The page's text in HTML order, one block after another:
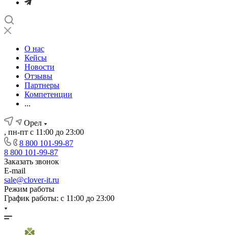
О нас
Кейсы
Новости
Отзывы
Партнеры
Компетенции
...
Орел
, пн-пт с 11:00 до 23:00
8 800 101-99-87
8 800 101-99-87
Заказать звонок
E-mail
sale@clover-it.ru
Режим работы
График работы: с 11:00 до 23:00